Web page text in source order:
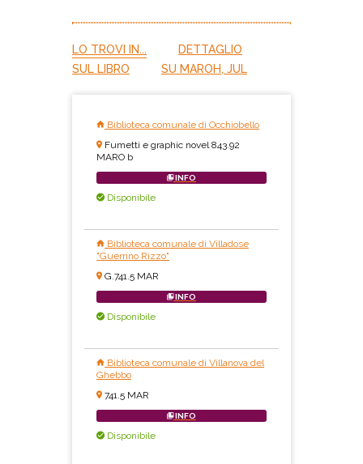
LO TROVI IN...
DETTAGLIO
SUL LIBRO
SU MAROH, JUL
Biblioteca comunale di Occhiobello
Fumetti e graphic novel 843.92
MARO b
INFO
Disponibile
Biblioteca comunale di Villadose
"Guerrino Rizzo"
G.741.5 MAR
INFO
Disponibile
Biblioteca comunale di Villanova del
Ghebbo
741.5 MAR
INFO
Disponibile